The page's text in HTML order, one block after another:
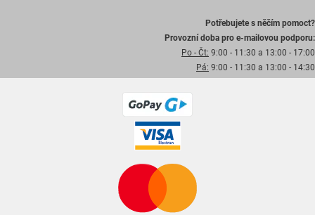
Potřebujete s něčím pomoct?
Provozní doba pro e-mailovou podporu:
Po - Čt: 9:00 - 11:30 a 13:00 - 17:00
Pá: 9:00 - 11:30 a 13:00 - 14:30